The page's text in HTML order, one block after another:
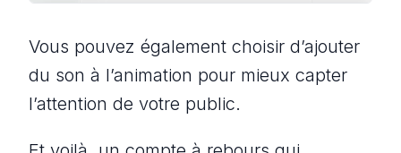
Vous pouvez également choisir d’ajouter
du son à l’animation pour mieux capter
l’attention de votre public.